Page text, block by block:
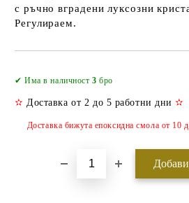
с ръчно вградени луксозни
Регулираем.
✔ Има в наличност3 бро
✫ Доставка от 2 до 5 работни дни✫
Доставка бижута епоксидна смола от 10